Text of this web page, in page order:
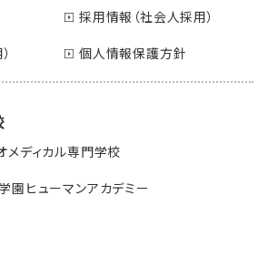
採用情報（社会人採用）
個人情報保護方針
メディカル専門学校
園ヒューマンアカデミー